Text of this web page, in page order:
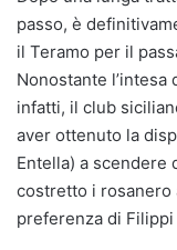
passo, è
il Teramo per il
Nonostante
infatti, il club
aver ottenuto la
Entella) a scendere
costretto i rosanero
preferenza di Filippi